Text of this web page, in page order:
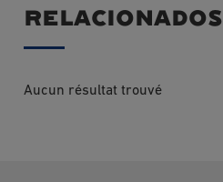
relacionados
Aucun résultat trouvé